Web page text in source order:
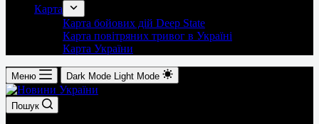
Карта
Карта бойових дій Deep State
Карта повітряних тривог в Україні
Карта України
Меню Dark Mode Light Mode
Пошук